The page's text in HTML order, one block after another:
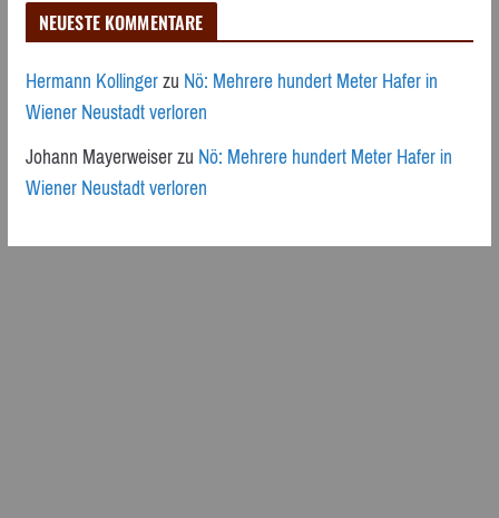
NEUESTE KOMMENTARE
Hermann KollingerzuNö: Mehrere hundert Meter Hafer in
Wiener Neustadt verloren
Johann MayerweiserzuNö: Mehrere hundert Meter Hafer in
Wiener Neustadt verloren